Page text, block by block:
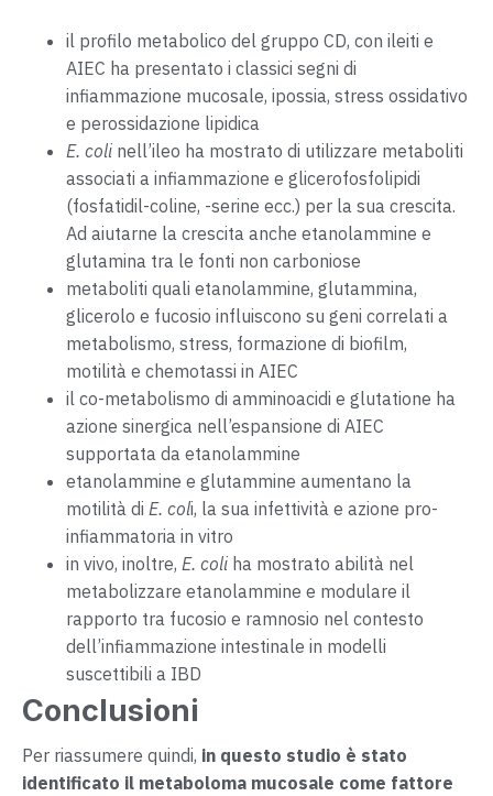
il profilo metabolico del gruppo CD, con ileiti e
AIEC ha presentato i classici segni di
infiammazione mucosale, ipossia, stress ossidativo
e perossidazione lipidica
E. coli nell’ileo ha mostrato di utilizzare metaboliti
associati a infiammazione e glicerofosfolipidi
(fosfatidil-coline, -serine ecc.) per la sua crescita.
Ad aiutarne la crescita anche etanolammine e
glutamina tra le fonti non carboniose
metaboliti quali etanolammine, glutammina,
glicerolo e fucosio influiscono su geni correlati a
metabolismo, stress, formazione di biofilm,
motilità e chemotassi in AIEC
il co-metabolismo di amminoacidi e glutatione ha
azione sinergica nell’espansione di AIEC
supportata da etanolammine
etanolammine e glutammine aumentano la
motilità di E. coli, la sua infettività e azione pro-
infiammatoria in vitro
in vivo, inoltre, E. coli ha mostrato abilità nel
metabolizzare etanolammine e modulare il
rapporto tra fucosio e ramnosio nel contesto
dell’infiammazione intestinale in modelli
suscettibili a IBD
Conclusioni
Per riassumere quindi, in questo studio è stato
identificato il metaboloma mucosale come fattore